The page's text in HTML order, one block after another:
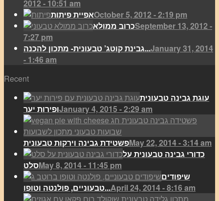
2012 - 10:51 am
אפיית פיתותOctober 5, 2012 - 2:19 pm
כרוב ממולאSeptember 13, 2012 -
7:27 pm
גבינת קוטג’ טבעונית- מתכון להכנה...January 31, 2014
- 1:46 am
Recent
עוגת גבינה טבעונית
ופירות יערJanuary 4, 2015 - 2:29 am
פשטידת גבינה וירקות טבעוניתMay 22, 2014 - 3:14 am
כדורי גבינה טבעונית על
סלטMay 8, 2014 - 11:45 pm
שיפודים
טבעוניים, פולנטה וטופו...April 24, 2014 - 8:16 am